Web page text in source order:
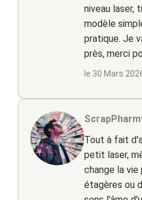
niveau laser,
modèle
pratique. Je
près, merci
le 30 Mars
Tout à fait
petit laser,
change la vie
étagères ou